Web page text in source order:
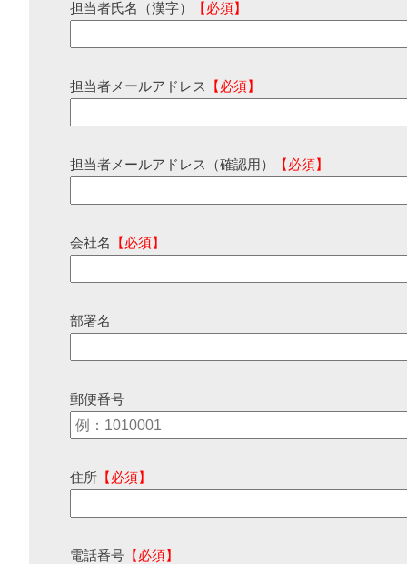
担当者氏名（漢字） 【必須】
担当者メールアドレス 【必須】
担当者メールアドレス（確認用） 【必須】
会社名 【必須】
部署名
郵便番号
住所 【必須】
電話番号 【必須】